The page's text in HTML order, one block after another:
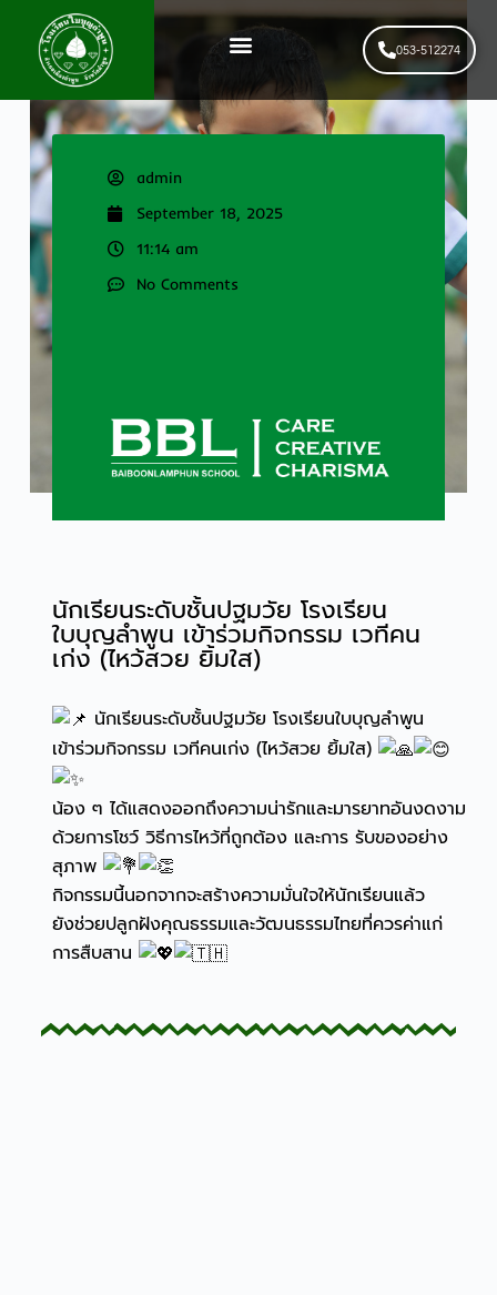
053-512274
admin
September 18, 2025
11:14 am
No Comments
นักเรียนระดับชั้นปฐมวัย โรงเรียน
ใบบุญลำพูน เข้าร่วมกิจกรรม เวทีคน
เก่ง (ไหว้สวย ยิ้มใส)
นักเรียนระดับชั้นปฐมวัย โรงเรียนใบบุญลำพูน
เข้าร่วมกิจกรรม เวทีคนเก่ง (ไหว้สวย ยิ้มใส)
น้อง ๆ ได้แสดงออกถึงความน่ารักและมารยาทอันงดงาม
ด้วยการโชว์ วิธีการไหว้ที่ถูกต้อง และการ รับของอย่าง
สุภาพ
กิจกรรมนี้นอกจากจะสร้างความมั่นใจให้นักเรียนแล้ว
ยังช่วยปลูกฝังคุณธรรมและวัฒนธรรมไทยที่ควรค่าแก่
การสืบสาน